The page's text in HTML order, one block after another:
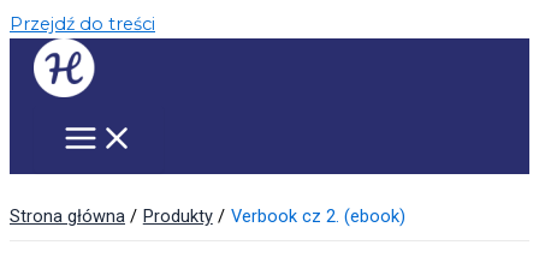
Przejdź do treści
Strona główna Produkty Verbook cz 2. (ebook)